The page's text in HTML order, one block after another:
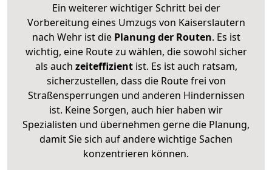
Ein weiterer wichtiger Schritt bei der
Vorbereitung eines Umzugs von Kaiserslautern
nach Wehr ist diePlanung der Routen. Es ist
wichtig, eine Route zu wählen, die sowohl sicher
als auch zeiteffizientist. Es ist auch ratsam,
sicherzustellen, dass die Route frei von
Straßensperrungen und anderen Hindernissen
ist. Keine Sorgen, auch hier haben wir
Spezialisten und übernehmen gerne die Planung,
damit Sie sich auf andere wichtige Sachen
konzentrieren können.